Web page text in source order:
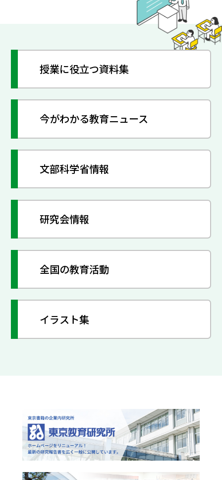
授業に役立つ資料集
今がわかる教育ニュース
文部科学省情報
研究会情報
全国の教育活動
イラスト集